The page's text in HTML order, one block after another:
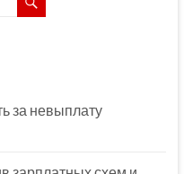
за невыплату